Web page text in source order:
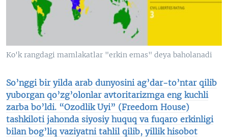
VIDEO
XABARLAR SURATLARDA
ODNOKLASSNIKI
TELEGRAM
TWITTER
Ko'k rangdagi mamlakatlar "erkin emas" deya baholanadi
So’nggi bir yilda arab dunyosini ag’dar-to’ntar qilib
yuborgan qo’zg’olonlar avtoritarizmga eng kuchli
zarba bo’ldi. “Ozodlik Uyi” (Freedom House)
tashkiloti jahonda siyosiy huquq va fuqaro erkinligi
bilan bog’liq vaziyatni tahlil qilib, yillik hisobot